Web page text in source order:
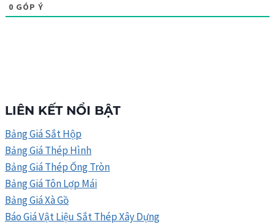
0 GÓP Ý
LIÊN KẾT NỔI BẬT
Bảng Giá Sắt Hộp
Bảng Giá Thép Hình
Bảng Giá Thép Ống Tròn
Bảng Giá Tôn Lợp Mái
Bảng Giá Xà Gồ
Báo Giá Vật Liệu Sắt Thép Xây Dựng